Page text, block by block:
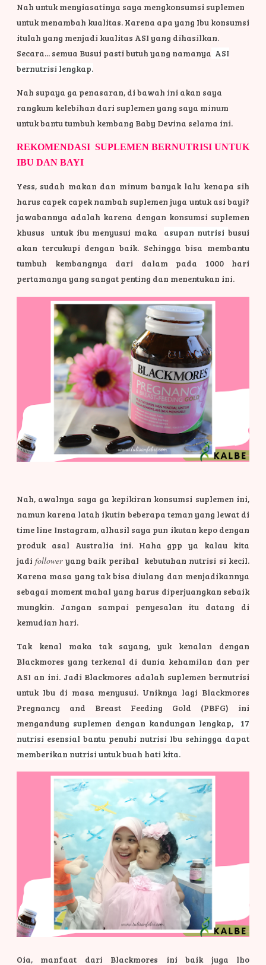
Nah untuk menyiasatinya saya mengkonsumsi suplemen
untuk menambah kualitas. Karena apa yang Ibu konsumsi
itulah yang menjadi kualitas ASI yang dihasilkan.
Secara... semua Busui pasti butuh yang namanya ASI
bernutrisi lengkap.
Nah supaya ga penasaran, di bawah ini akan saya
rangkum kelebihan dari suplemen yang saya minum
untuk bantu tumbuh kembang Baby Devina selama ini.
REKOMENDASI SUPLEMEN BERNUTRISI UNTUK
IBU DAN BAYI
Yess, sudah makan dan minum banyak lalu kenapa sih
harus capek capek nambah suplemen juga untuk asi bayi?
jawabannya adalah karena dengan konsumsi suplemen
khusus untuk ibu menyusui maka asupan nutrisibusui
akan tercukupi dengan baik. Sehingga bisa membantu
tumbuh kembangnya dari dalam pada 1000 hari
pertamanya yang sangat penting dan menentukan ini.
Nah, awalnya saya ga kepikiran konsumsi suplemen ini,
namun karena latah ikutin beberapa teman yang lewat di
time line Instagram, alhasil saya pun ikutan kepo dengan
produk asal Australia ini. Haha gpp ya kalau kita
jadifolloweryang baik perihal kebutuhan nutrisi si kecil.
Karena masa yang tak bisa diulang dan menjadikannya
sebagai moment mahal yang harus diperjuangkan sebaik
mungkin. Jangan sampai penyesalan itu datang di
kemudian hari.
Tak kenal maka tak sayang, yuk kenalan dengan
Blackmores yang terkenal di dunia kehamilan dan per
ASI an ini. Jadi Blackmores adalah suplemen bernutrisi
untuk Ibu di masa menyusui. Uniknya lagi Blackmores
Pregnancy and Breast Feeding Gold (PBFG) ini
mengandung suplemen dengan kandungan lengkap, 17
nutrisi esensial bantu penuhi nutrisi Ibu sehingga dapat
memberikan nutrisi untuk buah hati kita.
Oia, manfaat dari Blackmores ini baik juga lho